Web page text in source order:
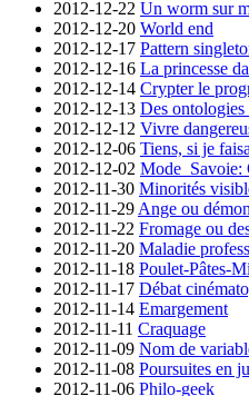
2012-12-22 Un worm sur
2012-12-20 World end
2012-12-17 Pattern
2012-12-16 La princesse
2012-12-14 Crypter le
2012-12-13 Des ontologies
2012-12-12 Vivre
2012-12-06 Tiens, si je
2012-12-02 Mode_Savoie:
2012-11-30 Minorités
2012-11-29 Ange ou démon
2012-11-22 Fromage ou
2012-11-20 Maladie
2012-11-18 Poulet-Pâtes-
2012-11-17 Débat
2012-11-14 Emargement
2012-11-11 Craquage
2012-11-09 Nom de
2012-11-08 Poursuites en
2012-11-06 Philo-geek